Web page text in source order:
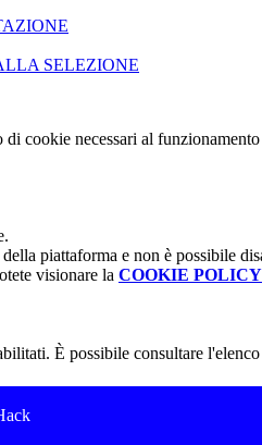
SELEZIONE
cookie necessari al
piattaforma e non è possibile
visionare la COOKIE POLICY
È possibile consultare